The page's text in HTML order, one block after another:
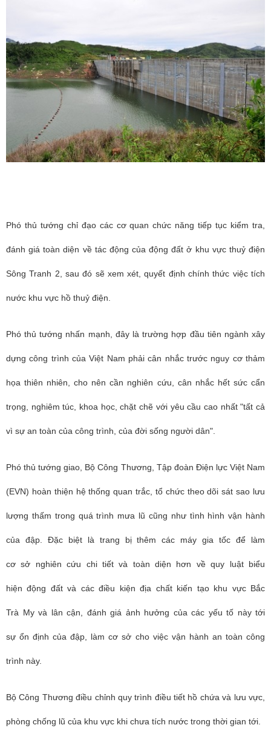
Phó thủ tướng chỉ đạo các cơ quan chức năng tiếp tục kiểm tra,
đánh giá toàn diện về tác động của động đất ở khu vực thuỷ điện
Sông Tranh 2, sau đó sẽ xem xét, quyết định chính thức việc tích
nước khu vực hồ thuỷ điện.
Phó thủ tướng nhấn mạnh, đây là trường hợp đầu tiên ngành xây
dựng công trình của Việt Nam phải cân nhắc trước nguy cơ thảm
họa thiên nhiên, cho nên cần nghiên cứu, cân nhắc hết sức cẩn
trọng, nghiêm túc, khoa học, chặt chẽ với yêu cầu cao nhất "tất cả
vì sự an toàn của công trình, của đời sống người dân".
Phó thủ tướng giao, Bộ Công Thương, Tập đoàn Điện lực Việt Nam
(EVN) hoàn thiện hệ thống quan trắc, tổ chức theo dõi sát sao lưu
lượng thấm trong quá trình mưa lũ cũng như tình hình vận hành
của đập. Đặc biệt là trang bị thêm các máy gia tốc để làm
cơ sở nghiên cứu chi tiết và toàn diện hơn về quy luật biểu
hiện động đất và các điều kiện địa chất kiến tạo khu vực Bắc
Trà My và lân cận, đánh giá ảnh hưởng của các yếu tố này tới
sự ổn định của đập, làm cơ sở cho việc vận hành an toàn công
trình này.
Bộ Công Thương điều chỉnh quy trình điều tiết hồ chứa và lưu vực,
phòng chống lũ của khu vực khi chưa tích nước trong thời gian tới.